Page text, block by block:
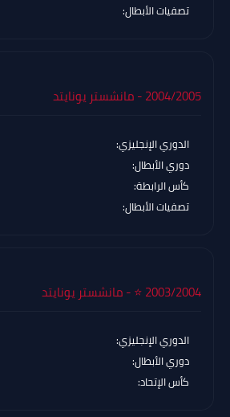
تصفيات الأبطال:
2004/2005 - مانشستر يونايتد
الدوري الإنجليزي:
دوري الأبطال:
كأس الرابطة:
تصفيات الأبطال:
2003/2004 ⭐ - مانشستر يونايتد
الدوري الإنجليزي:
دوري الأبطال:
كأس الإتحاد: